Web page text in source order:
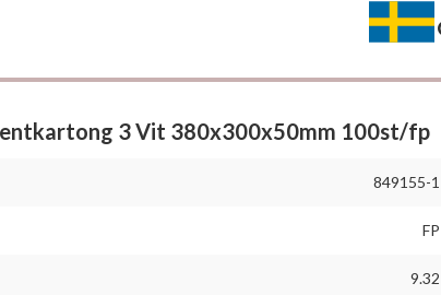
3 Vit 380x300x50mm 100st/fp
849155-1
FP
9.32